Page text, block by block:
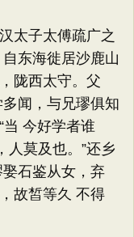
子太傅疏广之
东海徙居沙鹿山
陇西太守。父
闻，与兄璆俱知
今好学者谁
人莫及也。”还乡
石鉴从女，弃
故皙等久 不得